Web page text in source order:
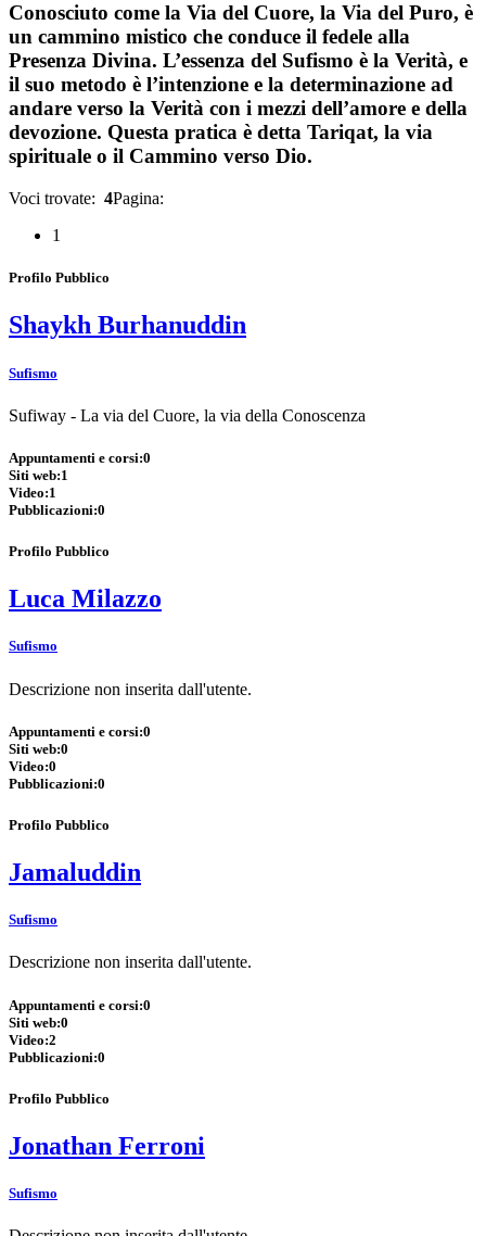
Conosciuto come la Via del Cuore, la Via del Puro, è
un cammino mistico che conduce il fedele alla
Presenza Divina. L’essenza del Sufismo è la Verità, e
il suo metodo è l’intenzione e la determinazione ad
andare verso la Verità con i mezzi dell’amore e della
devozione. Questa pratica è detta Tariqat, la via
spirituale o il Cammino verso Dio.
Voci trovate: 4Pagina:
1
Profilo Pubblico
Shaykh Burhanuddin
Sufismo
Sufiway - La via del Cuore, la via della Conoscenza
Appuntamenti e corsi:0
Siti web:1
Video:1
Pubblicazioni:0
Profilo Pubblico
Luca Milazzo
Sufismo
Descrizione non inserita dall'utente.
Appuntamenti e corsi:0
Siti web:0
Video:0
Pubblicazioni:0
Profilo Pubblico
Jamaluddin
Sufismo
Descrizione non inserita dall'utente.
Appuntamenti e corsi:0
Siti web:0
Video:2
Pubblicazioni:0
Profilo Pubblico
Jonathan Ferroni
Sufismo